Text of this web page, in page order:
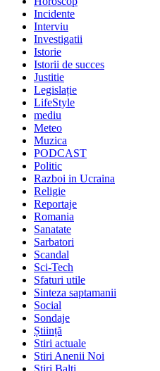
Incidente
Interviu
Investigatii
Istorie
Istorii de succes
Justitie
Legislație
LifeStyle
mediu
Meteo
Muzica
PODCAST
Politic
Razboi in Ucraina
Religie
Reportaje
Romania
Sanatate
Sarbatori
Scandal
Sci-Tech
Sfaturi utile
Sinteza saptamanii
Social
Sondaje
Știință
Stiri actuale
Stiri Anenii Noi